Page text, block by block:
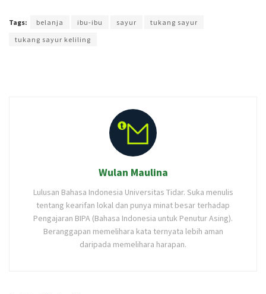
Tags: belanja ibu-ibu sayur
tukang sayur
tukang sayur keliling
Wulan Maulina
Lulusan Bahasa Indonesia Universitas Tidar. Suka menulis
tentang kearifan lokal dan punya minat besar terhadap
Pengajaran BIPA (Bahasa Indonesia untuk Penutur Asing).
Beranggapan memelihara kata ternyata lebih aman
daripada memelihara harapan.